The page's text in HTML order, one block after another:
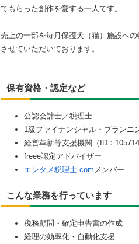
てもらった創作を愛する一人です。
売上の一部を毎月保護犬（猫）施設へ
させていただいております。
保有資格・認定など
公認会計士／税理士
1級ファイナンシャル・プランニ
経営革新等支援機関（ID：
freee認定アドバイザー
エンタメ税理士.com メンバー
こんな業務を行っています
税務顧問・確定申告書の作成
経理の効率化・自動化支援